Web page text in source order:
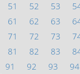
51
52 53
61
62 63
71
72 73
81
82 83
91
92 93 94